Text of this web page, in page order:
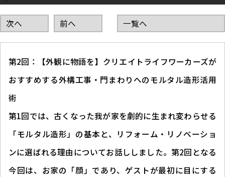
次へ 前へ 一覧へ
第2回：【外観に物語を】クリエイトライフワーカーズが
おすすめする外構工事・門まわりへのモルタル造形活用
術
第1回では、古くなった我が家を劇的に生まれ変わらせる
「モルタル造形」の基本と、リフォーム・リノベーショ
ンに選ばれる理由についてお話ししました。第2回となる
今回は、お家の「顔」であり、ゲストが最初に目にする